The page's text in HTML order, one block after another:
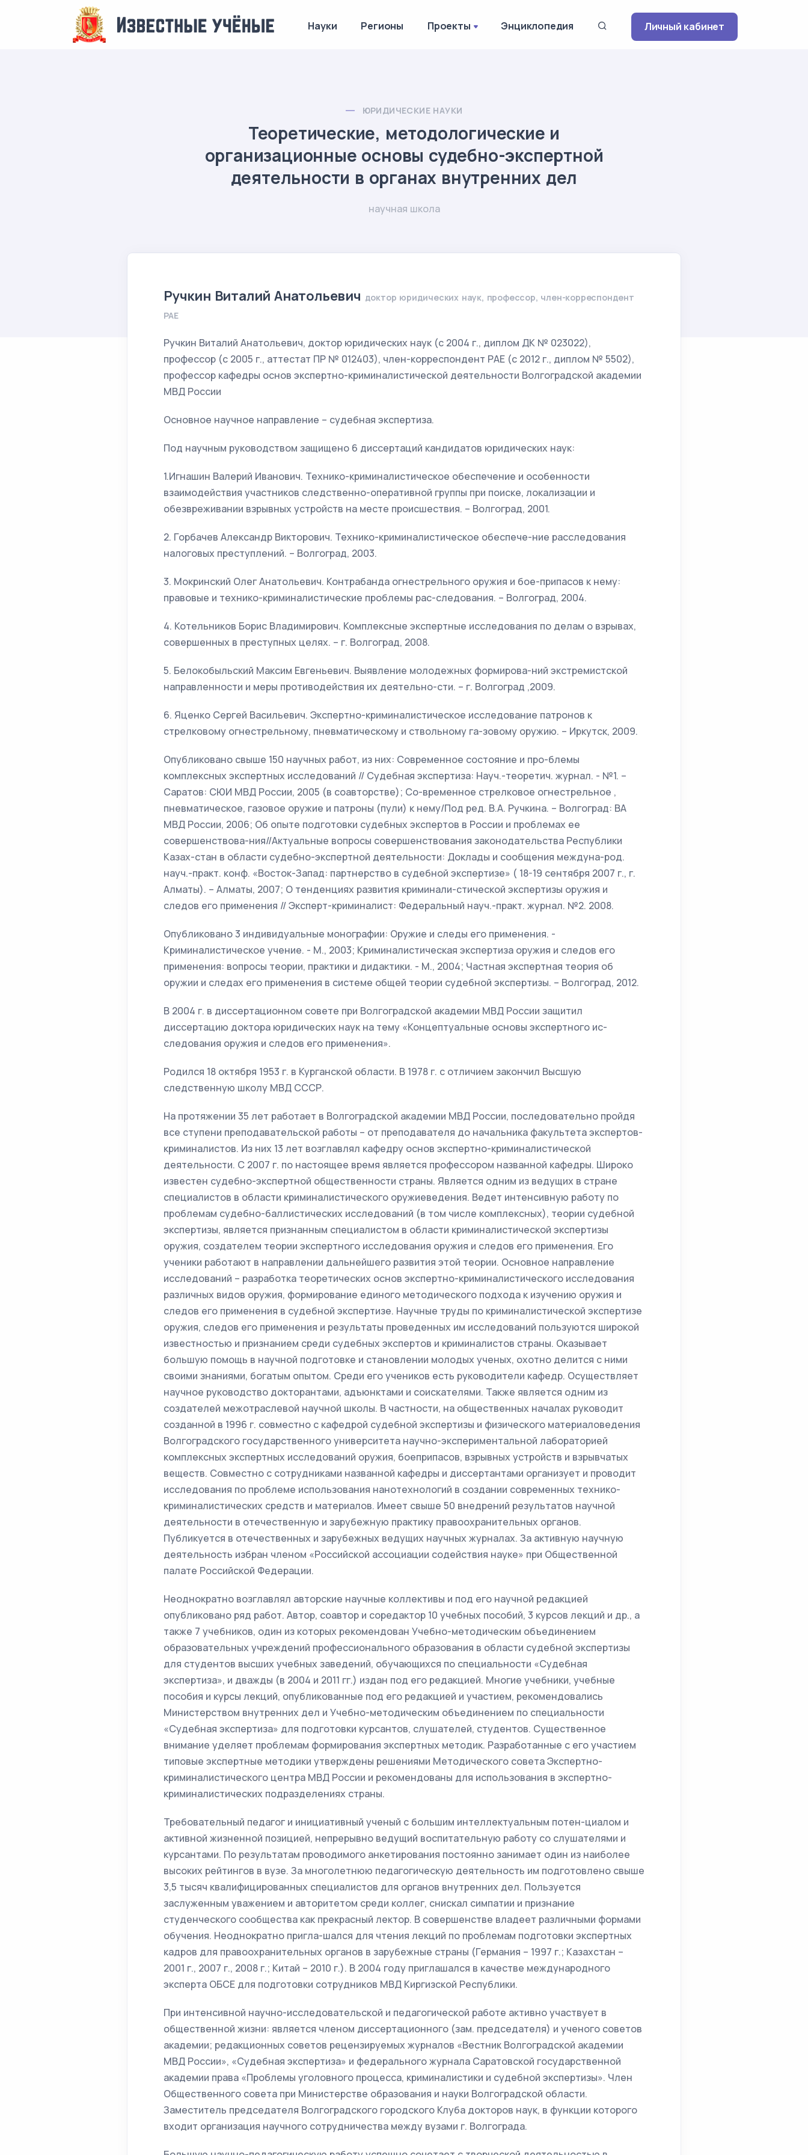
Науки Регионы Проекты Энциклопедия Личный кабинет
ЮРИДИЧЕСКИЕ НАУКИ
Теоретические, методологические и
организационные основы судебно-экспертной
деятельности в органах внутренних дел
научная школа
Ручкин Виталий Анатольевич доктор юридических наук, профессор, член-корреспондент
РАЕ
Ручкин Виталий Анатольевич, доктор юридических наук (с 2004 г., диплом ДК № 023022),
профессор (с 2005 г., аттестат ПР № 012403), член-корреспондент РАЕ (с 2012 г., диплом № 5502),
профессор кафедры основ экспертно-криминалистической деятельности Волгоградской академии
МВД России
Основное научное направление – судебная экспертиза.
Под научным руководством защищено 6 диссертаций кандидатов юридических наук:
1.Игнашин Валерий Иванович. Технико-криминалистическое обеспечение и особенности
взаимодействия участников следственно-оперативной группы при поиске, локализации и
обезвреживании взрывных устройств на месте происшествия. – Волгоград, 2001.
2. Горбачев Александр Викторович. Технико-криминалистическое обеспече-ние расследования
налоговых преступлений. – Волгоград, 2003.
3. Мокринский Олег Анатольевич. Контрабанда огнестрельного оружия и бое-припасов к нему:
правовые и технико-криминалистические проблемы рас-следования. – Волгоград, 2004.
4. Котельников Борис Владимирович. Комплексные экспертные исследования по делам о взрывах,
совершенных в преступных целях. – г. Волгоград, 2008.
5. Белокобыльский Максим Евгеньевич. Выявление молодежных формирова-ний экстремистской
направленности и меры противодействия их деятельно-сти. – г. Волгоград ,2009.
6. Яценко Сергей Васильевич. Экспертно-криминалистическое исследование патронов к
стрелковому огнестрельному, пневматическому и ствольному га-зовому оружию. – Иркутск, 2009.
Опубликовано свыше 150 научных работ, из них: Современное состояние и про-блемы
комплексных экспертных исследований // Судебная экспертиза: Науч.-теоретич. журнал. - №1. –
Саратов: СЮИ МВД России, 2005 (в соавторстве); Со-временное стрелковое огнестрельное ,
пневматическое, газовое оружие и патроны (пули) к нему/Под ред. В.А. Ручкина. – Волгоград: ВА
МВД России, 2006; Об опыте подготовки судебных экспертов в России и проблемах ее
совершенствова-ния//Актуальные вопросы совершенствования законодательства Республики
Казах-стан в области судебно-экспертной деятельности: Доклады и сообщения междуна-род.
науч.-практ. конф. «Восток-Запад: партнерство в судебной экспертизе» ( 18-19 сентября 2007 г., г.
Алматы). – Алматы, 2007; О тенденциях развития криминали-стической экспертизы оружия и
следов его применения // Эксперт-криминалист: Федеральный науч.-практ. журнал. №2. 2008.
Опубликовано 3 индивидуальные монографии: Оружие и следы его применения. -
Криминалистическое учение. - М., 2003; Криминалистическая экспертиза оружия и следов его
применения: вопросы теории, практики и дидактики. - М., 2004; Частная экспертная теория об
оружии и следах его применения в системе общей теории судебной экспертизы. – Волгоград, 2012.
В 2004 г. в диссертационном совете при Волгоградской академии МВД России защитил
диссертацию доктора юридических наук на тему «Концептуальные основы экспертного ис-
следования оружия и следов его применения».
Родился 18 октября 1953 г. в Курганской области. В 1978 г. с отличием закончил Высшую
следственную школу МВД СССР.
На протяжении 35 лет работает в Волгоградской академии МВД России, последовательно пройдя
все ступени преподавательской работы – от преподавателя до начальника факультета экспертов-
криминалистов. Из них 13 лет возглавлял кафедру основ экспертно-криминалистической
деятельности. С 2007 г. по настоящее время является профессором названной кафедры. Широко
известен судебно-экспертной общественности страны. Является одним из ведущих в стране
специалистов в области криминалистического оружиеведения. Ведет интенсивную работу по
проблемам судебно-баллистических исследований (в том числе комплексных), теории судебной
экспертизы, является признанным специалистом в области криминалистической экспертизы
оружия, создателем теории экспертного исследования оружия и следов его применения. Его
ученики работают в направлении дальнейшего развития этой теории. Основное направление
исследований – разработка теоретических основ экспертно-криминалистического исследования
различных видов оружия, формирование единого методического подхода к изучению оружия и
следов его применения в судебной экспертизе. Научные труды по криминалистической экспертизе
оружия, следов его применения и результаты проведенных им исследований пользуются широкой
известностью и признанием среди судебных экспертов и криминалистов страны. Оказывает
большую помощь в научной подготовке и становлении молодых ученых, охотно делится с ними
своими знаниями, богатым опытом. Среди его учеников есть руководители кафедр. Осуществляет
научное руководство докторантами, адъюнктами и соискателями. Также является одним из
создателей межотраслевой научной школы. В частности, на общественных началах руководит
созданной в 1996 г. совместно с кафедрой судебной экспертизы и физического материаловедения
Волгоградского государственного университета научно-экспериментальной лабораторией
комплексных экспертных исследований оружия, боеприпасов, взрывных устройств и взрывчатых
веществ. Совместно с сотрудниками названной кафедры и диссертантами организует и проводит
исследования по проблеме использования нанотехнологий в создании современных технико-
криминалистических средств и материалов. Имеет свыше 50 внедрений результатов научной
деятельности в отечественную и зарубежную практику правоохранительных органов.
Публикуется в отечественных и зарубежных ведущих научных журналах. За активную научную
деятельность избран членом «Российской ассоциации содействия науке» при Общественной
палате Российской Федерации.
Неоднократно возглавлял авторские научные коллективы и под его научной редакцией
опубликовано ряд работ. Автор, соавтор и соредактор 10 учебных пособий, 3 курсов лекций и др., а
также 7 учебников, один из которых рекомендован Учебно-методическим объединением
образовательных учреждений профессионального образования в области судебной экспертизы
для студентов высших учебных заведений, обучающихся по специальности «Судебная
экспертиза», и дважды (в 2004 и 2011 гг.) издан под его редакцией. Многие учебники, учебные
пособия и курсы лекций, опубликованные под его редакцией и участием, рекомендовались
Министерством внутренних дел и Учебно-методическим объединением по специальности
«Судебная экспертиза» для подготовки курсантов, слушателей, студентов. Существенное
внимание уделяет проблемам формирования экспертных методик. Разработанные с его участием
типовые экспертные методики утверждены решениями Методического совета Экспертно-
криминалистического центра МВД России и рекомендованы для использования в экспертно-
криминалистических подразделениях страны.
Требовательный педагог и инициативный ученый с большим интеллектуальным потен-циалом и
активной жизненной позицией, непрерывно ведущий воспитательную работу со слушателями и
курсантами. По результатам проводимого анкетирования постоянно занимает один из наиболее
высоких рейтингов в вузе. За многолетнюю педагогическую деятельность им подготовлено свыше
3,5 тысяч квалифицированных специалистов для органов внутренних дел. Пользуется
заслуженным уважением и авторитетом среди коллег, снискал симпатии и признание
студенческого сообщества как прекрасный лектор. В совершенстве владеет различными формами
обучения. Неоднократно пригла-шался для чтения лекций по проблемам подготовки экспертных
кадров для правоохранительных органов в зарубежные страны (Германия – 1997 г.; Казахстан –
2001 г., 2007 г., 2008 г.; Китай – 2010 г.). В 2004 году приглашался в качестве международного
эксперта ОБСЕ для подготовки сотрудников МВД Киргизской Республики.
При интенсивной научно-исследовательской и педагогической работе активно участвует в
общественной жизни: является членом диссертационного (зам. председателя) и ученого советов
академии; редакционных советов рецензируемых журналов «Вестник Волгоградской академии
МВД России», «Судебная экспертиза» и федерального журнала Саратовской государственной
академии права «Проблемы уголовного процесса, криминалистики и судебной экспертизы». Член
Общественного совета при Министерстве образования и науки Волгоградской области.
Заместитель председателя Волгоградского городского Клуба докторов наук, в функции которого
входит организация научного сотрудничества между вузами г. Волгограда.